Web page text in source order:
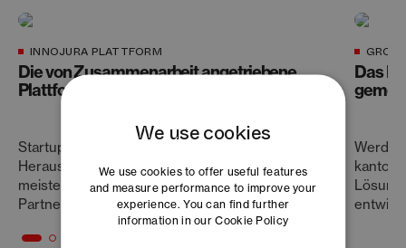
INNOJURA PLATTFORM
Die von Zusammenarbeit angetriebene
Plattform für industrielle Innovation
Startups und KMU arbeiten zusammen, um die
Herausforderungen der modernen Fertigung zu
meistern – und dabei langfristige Lösungen und
Partnerschaften zu schaffen.
Das
Werde
We use cookies
We use cookies to offer useful features
and measure performance to improve your
experience. You can find further
information in ourCookie Policy